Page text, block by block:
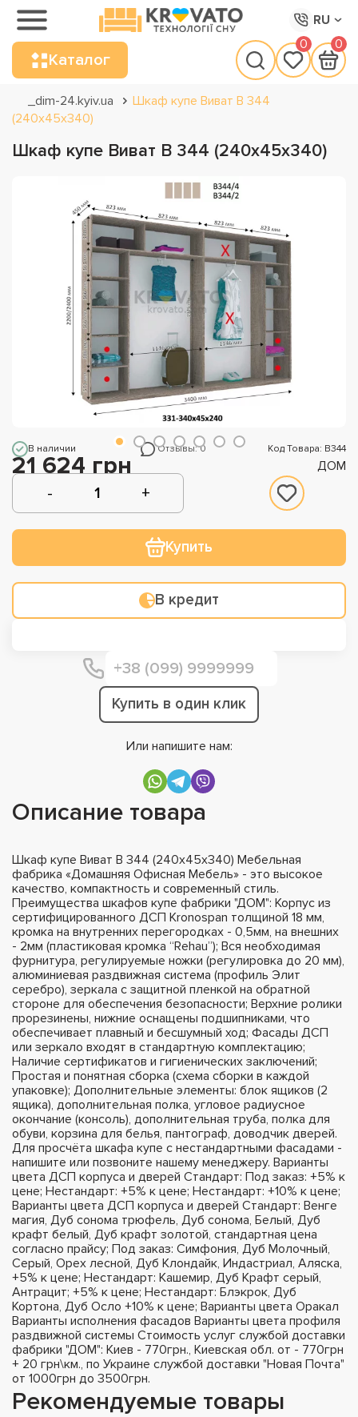
RU
Каталог
0 0
_dim-24.kyiv.ua
Шкаф купе Виват В 344
(240х45х340)
Шкаф купе Виват В 344 (240х45х340)
В наличии Отзывы: 0 Код Товара: В344
21 624 грн ДОМ
Купить
В кредит
Купить в один клик
Или напишите нам:
Описание товара
Шкаф купе Виват В 344 (240х45х340) Мебельная
фабрика «Домашняя Офисная Мебель» - это высокое
качество, компактность и современный стиль.
Преимущества шкафов купе фабрики "ДОМ": Корпус из
сертифицированного ДСП Kronospan толщиной 18 мм,
кромка на внутренних перегородках - 0,5мм, на внешних
- 2мм (пластиковая кромка “Rehau”); Вся необходимая
фурнитура, регулируемые ножки (регулировка до 20 мм),
алюминиевая раздвижная система (профиль Элит
серебро), зеркала с защитной пленкой на обратной
стороне для обеспечения безопасности; Верхние ролики
прорезинены, нижние оснащены подшипниками, что
обеспечивает плавный и бесшумный ход; Фасады ДСП
или зеркало входят в стандартную комплектацию;
Наличие сертификатов и гигиенических заключений;
Простая и понятная сборка (схема сборки в каждой
упаковке); Дополнительные элементы: блок ящиков (2
ящика), дополнительная полка, угловое радиусное
окончание (консоль), дополнительная труба, полка для
обуви, корзина для белья, пантограф, доводчик дверей.
Для просчёта шкафа купе с нестандартными фасадами -
напишите или позвоните нашему менеджеру. Варианты
цвета ДСП корпуса и дверей Стандарт: Под заказ: +5% к
цене; Нестандарт: +5% к цене; Нестандарт: +10% к цене;
Варианты цвета ДСП корпуса и дверей Стандарт: Венге
магия, Дуб сонома трюфель, Дуб сонома, Белый, Дуб
крафт белый, Дуб крафт золотой, стандартная цена
согласно прайсу; Под заказ: Симфония, Дуб Молочный,
Серый, Орех лесной, Дуб Клондайк, Индастриал, Аляска,
+5% к цене; Нестандарт: Кашемир, Дуб Крафт серый,
Антрацит; +5% к цене; Нестандарт: Блэкрок, Дуб
Кортона, Дуб Осло +10% к цене; Варианты цвета Оракал
Варианты исполнения фасадов Варианты цвета профиля
раздвижной системы Стоимость услуг службой доставки
фабрики "ДОМ": Киев - 770грн., Киевская обл. от - 770грн
+ 20 грн\км., по Украине службой доставки "Новая Почта"
от 1000грн до 3500грн.
Рекомендуемые товары